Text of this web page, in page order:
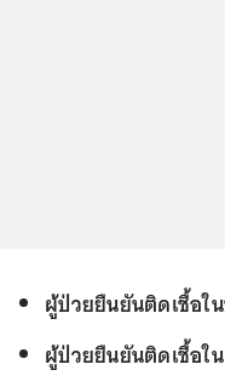
ผู้ป่วยยืนยันติดเชื้อใ
ผู้ป่วยยืนยันติดเชื้อใ